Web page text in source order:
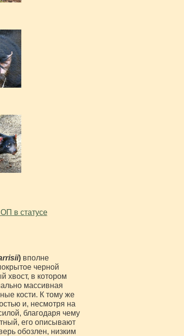
в статусе
)вполне
черной
хвост, в котором
массивная
кости. К тому же
и, несмотря на
благодаря чему
его описывают
обозлен, низким